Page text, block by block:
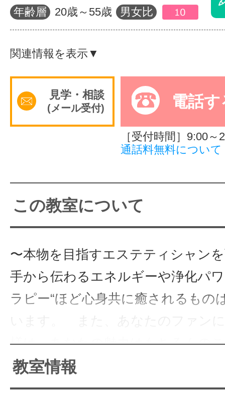
掲載のお問
サイトマッ
年齢層 20歳～55歳 男女比
関連情報を表示▼
見学・相談
(メール受付) 電話す
［受付時間］9:00～
通話料無料について
この教室について
〜本物を目指すエステティシャン
手から伝わるエネルギーや浄化パ
ラピー“ほど心身共に癒されるもの
様は、あなたの魅力はもちろんの
の〜Hand〜 手から癒されもう1度
人になるのです。
教室情報